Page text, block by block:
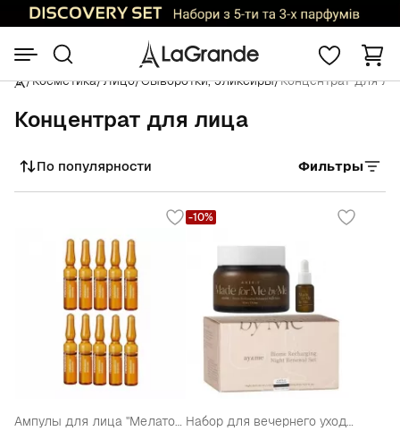
/Косметика/Лицо/Сыворотки, эликсиры/Концентрат для
Концентрат для лица
Сортировать
По популярности Фильтры
Ампулы для лица "Мелатонин ночной уход" Набор для вечернего ухода восстанавливающий (бальзам 80 мл + концентрат 8 мл)
-10%